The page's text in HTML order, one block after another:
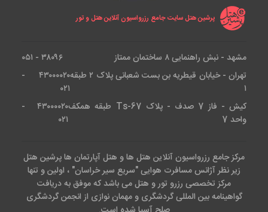
پرشین هتل سایت جامع رزرواسیون آنلاین هتل و تور
مشهد - نبش راهنمایی ۸ ساختمان ممتاز
۳۸۰۹۶ - ۰۵۱
تهران - خیابان قیطریه بن بست شعبانی پلاک ۲ طبقه
۱
۴۳۰۰۰۰۲۰ -
۰۲۱
کیش - فاز 7 صدف - پلاک Ts-67 طبقه همکف
واحد 7
۴۳۰۰۰۰۲۰ -
۰۲۱
مرکز جامع رزرواسیون آنلاین هتل ها و هتل آپارتمان ها پرشین هتل
زیر نظر آژانس مسافرت هوایی "سریع سیر خراسان" ، اولین و تنها
مرکز تخصصی رزرو تور و هتل می باشد که موفق به دریافت
گواهینامه بین المللی گردشگری و مهمان نوازی از انجمن گردشگری